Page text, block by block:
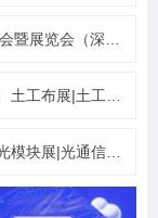
展览会（深圳）
料仪器、设备展览会
光通信设备展览会